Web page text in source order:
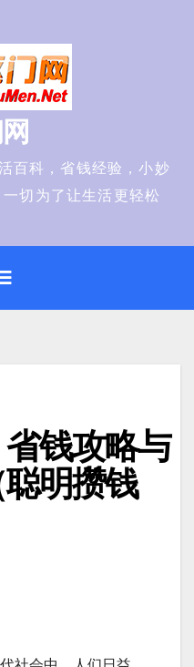
百科，省钱经验，小妙
切为了让生活更轻松
钱攻略与
明攒钱